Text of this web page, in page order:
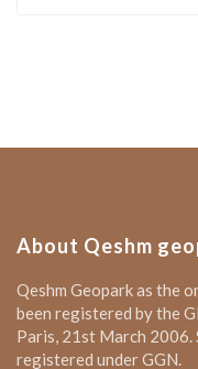
About Qeshm
Qeshm Geopark as the
been registered by the
Paris, 21st March 2006.
registered under GGN.